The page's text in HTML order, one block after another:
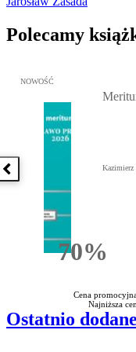
Polecamy
Poprzednia książka
Przejdź do: Meritum
NOWOŚĆ
70%
Kazimierz
Cena
Najniższa
Ostatnio dodane